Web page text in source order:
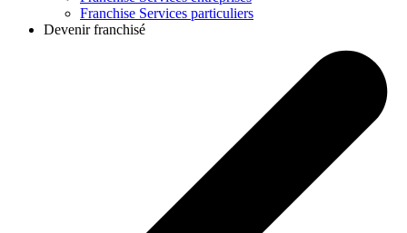
Franchise Services particuliers
Devenir franchisé